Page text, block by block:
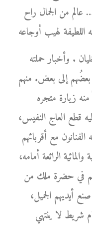
من الجمال راح
. وأخبار حملته
إلى بعض. منهم
زيارة متجره
قطع العاج النفيس،
مع أقربائهم
الرائعة أمامه،
في حضرة ملك من
أيديهم الجميل،
شريط لا ينتهي